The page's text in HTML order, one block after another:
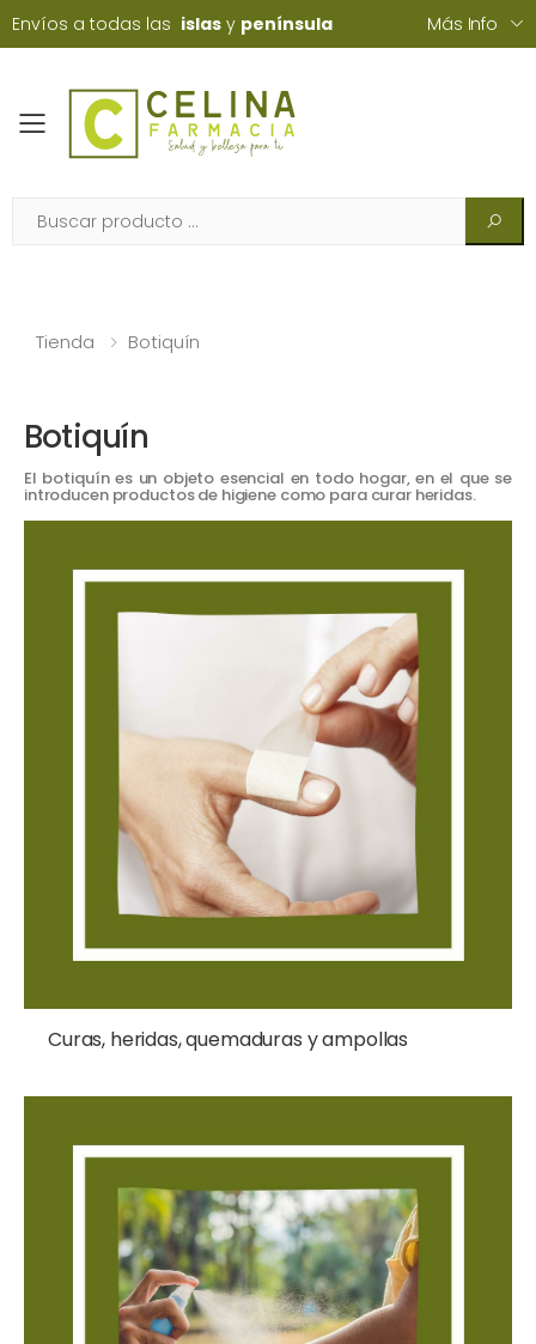
Envíos a todas las islas y península Más Info
Toggle mobile menu
Tienda Botiquín
Botiquín
El botiquín es un objeto esencial en todo hogar, en el que se
introducen productos de higiene como para curar heridas.
Curas, heridas, quemaduras y ampollas